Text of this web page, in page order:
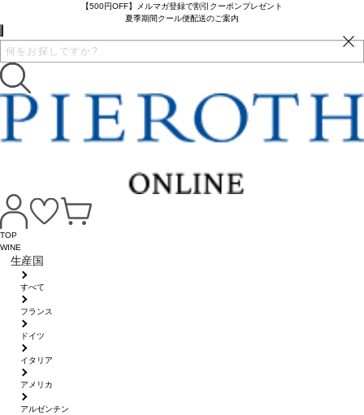
【500円OFF】メルマガ登録で割引クーポンプレゼント
夏季期間クール便配送のご案内
TOP
WINE
生産国
すべて
フランス
ドイツ
イタリア
アメリカ
アルゼンチン